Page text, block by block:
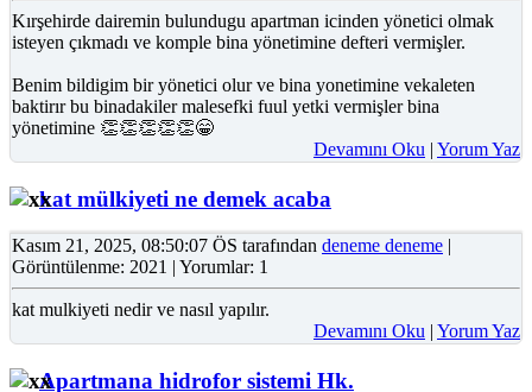
Kırşehirde dairemin bulundugu apartman icinden yönetici olmak
isteyen çıkmadı ve komple bina yönetimine defteri vermişler.
Benim bildigim bir yönetici olur ve bina yonetimine vekaleten
baktirır bu binadakiler malesefki fuul yetki vermişler bina
yönetimine 👏👏👏👏👏😁
Devamını Oku | Yorum Yaz
kat mülkiyeti ne demek acaba
Kasım 21, 2025, 08:50:07 ÖS tarafından deneme deneme |
Görüntülenme: 2021 | Yorumlar: 1
kat mulkiyeti nedir ve nasıl yapılır.
Devamını Oku | Yorum Yaz
Apartmana hidrofor sistemi Hk.